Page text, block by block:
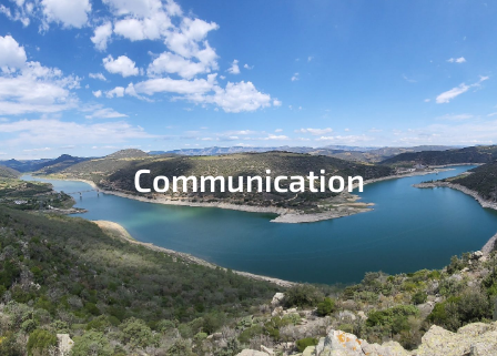
Communication